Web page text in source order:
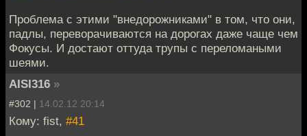
Проблема с этими "внедорожниками" в том, что они,
падлы, переворачиваются на дорогах даже чаще чем
Фокусы. И достают оттуда трупы с переломаными
шеями.
AISI316 »
#302 | 14.02.12 20:14
Кому: fist, #41